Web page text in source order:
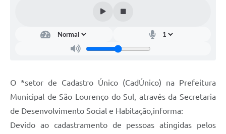
O *setor de Cadastro Único (CadÚnico) na Prefeitura
Municipal de São Lourenço do Sul, através da Secretaria
de Desenvolvimento Social e Habitação,informa:
Devido ao cadastramento de pessoas atingidas pelos